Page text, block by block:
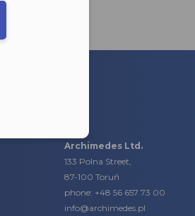
Archimedes Ltd.
133 Polna Street,
87-100 Toruń
phone: +48 56 657 73 00
info@archimedes.pl
w formacie E164